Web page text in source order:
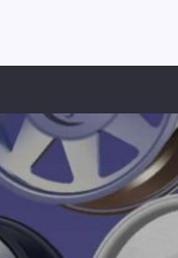
Collaborateurs